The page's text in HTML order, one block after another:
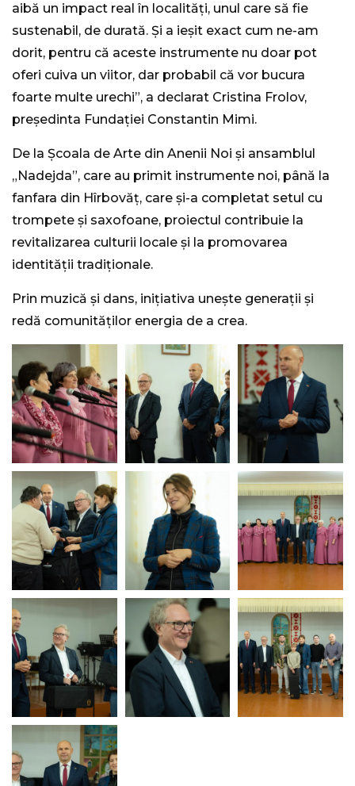
aibă un impact real în localități, unul care să fie
sustenabil, de durată. Și a ieșit exact cum ne-am
dorit, pentru că aceste instrumente nu doar pot
oferi cuiva un viitor, dar probabil că vor bucura
foarte multe urechi”, a declarat Cristina Frolov,
președinta Fundației Constantin Mimi.
De la Școala de Arte din Anenii Noi și ansamblul
„Nadejda”, care au primit instrumente noi, până la
fanfara din Hîrbovăț, care și-a completat setul cu
trompete și saxofoane, proiectul contribuie la
revitalizarea culturii locale și la promovarea
identității tradiționale.
Prin muzică și dans, inițiativa unește generații și
redă comunităților energia de a crea.